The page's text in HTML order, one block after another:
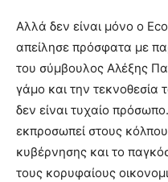
Αλλά δεν είναι μόνο ο
απείλησε πρόσφατα με
του σύμβουλος Αλέξης
γάμο και την
δεν είναι τυχαίο
εκπροσωπεί στους
κυβέρνησης και το
τους κορυφαίους